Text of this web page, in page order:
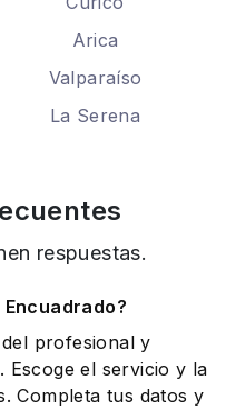
Arica
Valparaíso
La Serena
respuestas.
profesional y
Escoge el servicio y la
Completa tus datos y